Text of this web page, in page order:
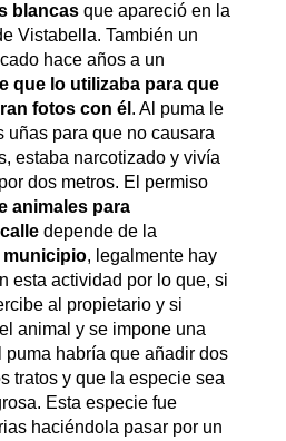
blancasque apareció en la
Vistabella. También un
hace años a un
que lo utilizaba para que
fotos con él . Al puma le
uñas para que no causara
estaba narcotizado y vivía
dos metros. El permiso
animales para
depende de la
municipio, legalmente hay
esta actividad por lo que, si
al propietario y si
animal y se impone una
puma habría que añadir dos
tratos y que la especie sea
Esta especie fue
haciéndola pasar por un